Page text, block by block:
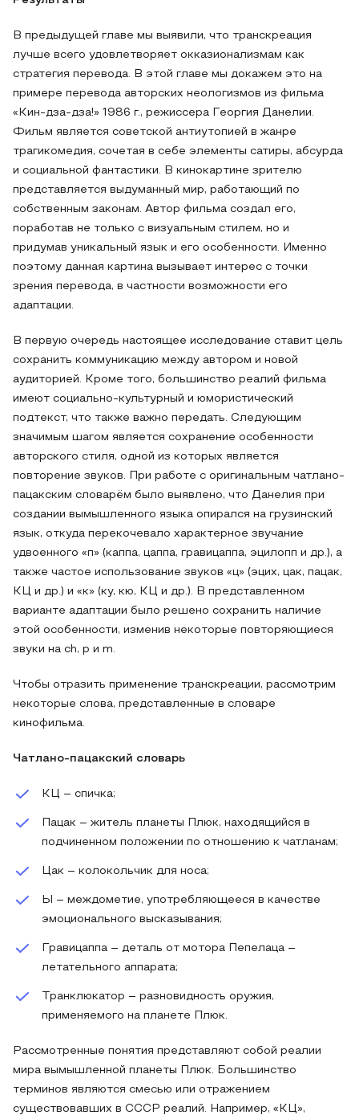
В предыдущей главе мы выявили, что транскреация
лучше всего удовлетворяет окказионализмам как
стратегия перевода. В этой главе мы докажем это на
примере перевода авторских неологизмов из фильма
«Кин-дза-дза!» 1986 г., режиссера Георгия Данелии.
Фильм является советской антиутопией в жанре
трагикомедия, сочетая в себе элементы сатиры, абсурда
и социальной фантастики. В кинокартине зрителю
представляется выдуманный мир, работающий по
собственным законам. Автор фильма создал его,
поработав не только с визуальным стилем, но и
придумав уникальный язык и его особенности. Именно
поэтому данная картина вызывает интерес с точки
зрения перевода, в частности возможности его
адаптации.
В первую очередь настоящее исследование ставит цель
сохранить коммуникацию между автором и новой
аудиторией. Кроме того, большинство реалий фильма
имеют социально-культурный и юмористический
подтекст, что также важно передать. Следующим
значимым шагом является сохранение особенности
авторского стиля, одной из которых является
повторение звуков. При работе с оригинальным чатлано-
пацакским словарём было выявлено, что Данелия при
создании вымышленного языка опирался на грузинский
язык, откуда перекочевало характерное звучание
удвоенного «п» (каппа, цаппа, гравицаппа, эцилопп и др.), а
также частое использование звуков «ц» (эцих, цак, пацак,
КЦ и др.) и «к» (ку, кю, КЦ и др.). В представленном
варианте адаптации было решено сохранить наличие
этой особенности, изменив некоторые повторяющиеся
звуки на ch, p и m.
Чтобы отразить применение транскреации, рассмотрим
некоторые слова, представленные в словаре
кинофильма.
Чатлано-пацакский словарь
КЦ – спичка;
Пацак – житель планеты Плюк, находящийся в
подчиненном положении по отношению к чатланам;
Цак – колокольчик для носа;
Ы – междометие, употребляющееся в качестве
эмоционального высказывания;
Гравицаппа – деталь от мотора Пепелаца –
летательного аппарата;
Транклюкатор – разновидность оружия,
применяемого на планете Плюк.
Рассмотренные понятия представляют собой реалии
мира вымышленной планеты Плюк. Большинство
терминов являются смесью или отражением
существовавших в СССР реалий. Например, «КЦ»,